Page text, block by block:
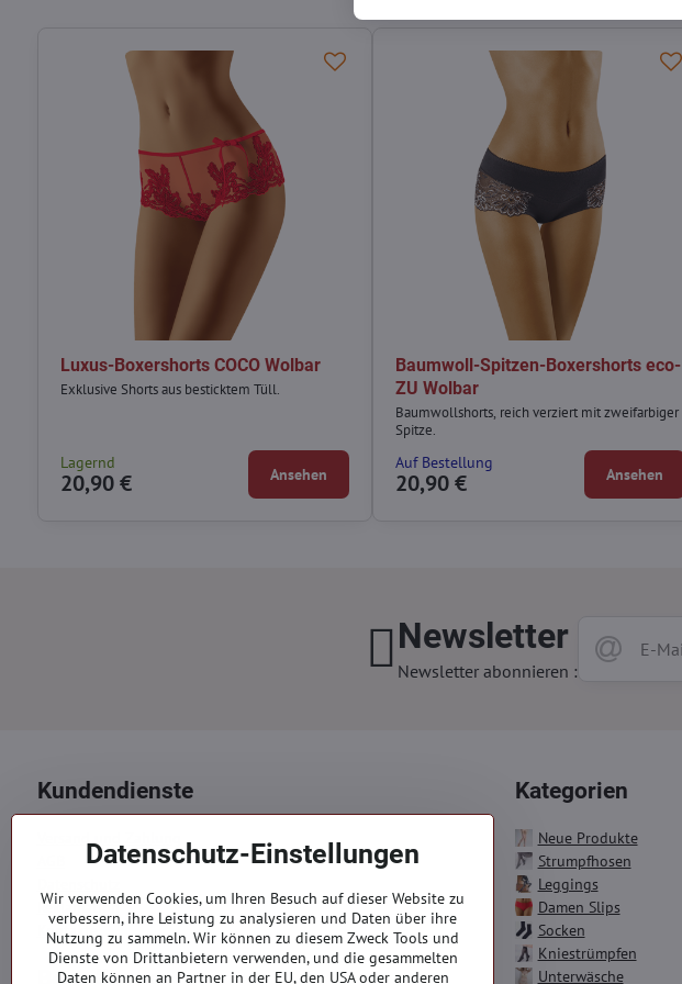
Luxus-Boxershorts COCO Wolbar
Exklusive Shorts aus besticktem Tüll.
Lagernd
20,90 € Ansehen
Baumwoll-Spitzen-Boxershorts eco-
ZU Wolbar
Baumwollshorts, reich verziert mit zweifarbiger
Spitze.
Auf Bestellung
20,90 € Ansehen
Newsletter
Newsletter abonnieren :
Kundendienste
Reklamation
Kontakte
Bestellungen
Kategorien
Neue Produkte
Strumpfhosen
Leggings
Damen Slips
Socken
Kniestrümpfen
Unterwäsche
Datenschutz-Einstellungen
Wir verwenden Cookies, um Ihren Besuch auf dieser Website zu
verbessern, ihre Leistung zu analysieren und Daten über ihre
Nutzung zu sammeln. Wir können zu diesem Zweck Tools und
Dienste von Drittanbietern verwenden, und die gesammelten
Daten können an Partner in der EU, den USA oder anderen